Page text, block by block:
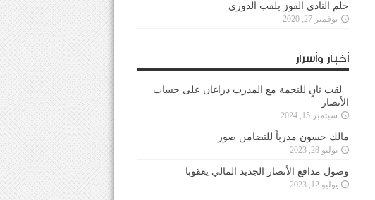
حلم النادي الفوز بلقب الدوري
نوفمبر 27, 2020
أخبار وأسرار
لقب ثانٍ للنجمة مع المدرب دراغان على حساب
الأنصار
سبتمبر 15, 2024
مالك حسون مدرباً للتضامن صور
يوليو 28, 2023
وصول مدافع الأنصار الجديد المالي يعقوبا
يوليو 12, 2023